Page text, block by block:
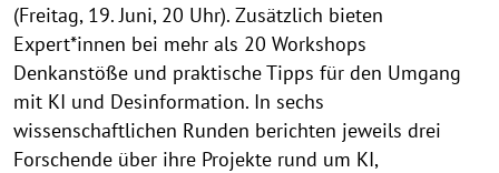
(Freitag, 19. Juni, 20 Uhr). Zusätzlich bieten
Expert*innen bei mehr als 20 Workshops
Denkanstöße und praktische Tipps für den Umgang
mit KI und Desinformation. In sechs
wissenschaftlichen Runden berichten jeweils drei
Forschende über ihre Projekte rund um KI,